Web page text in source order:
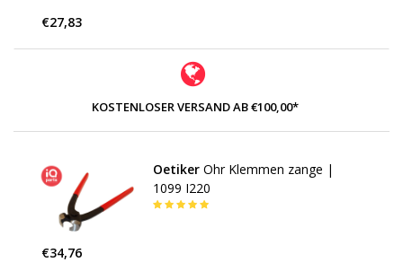
€27,83
KOSTENLOSER VERSAND AB €100,00*
Oetiker Ohr Klemmen zange |
1099 I220
€34,76